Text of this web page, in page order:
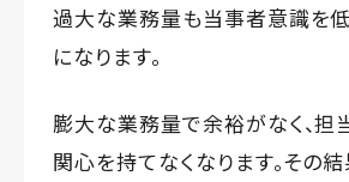
過大な業務量も当事者意識を
になります。
膨大な業務量で余裕がなく、担
関心を持てなくなります。その